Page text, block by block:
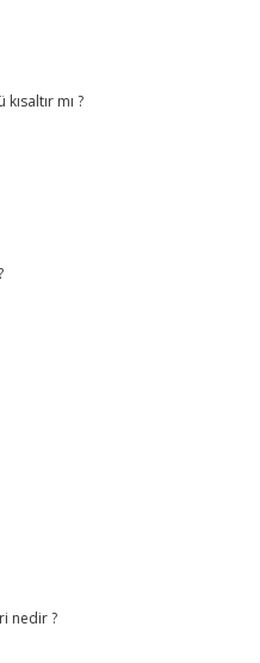
mı ?
nedir ?